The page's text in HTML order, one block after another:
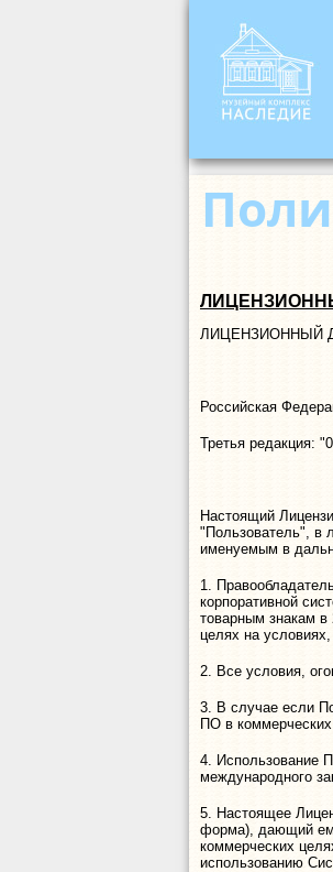
ЛИЦЕНЗИОННЫЙ
Российская
Третья редакция:
Настоящий
"Пользователь", в
именуемым в
1.
корпоративной
товарным знакам
целях на
2. Все условия,
3. В случае если
ПО в
4. Использование
международного
5. Настоящее
форма), дающий
коммерческих
использованию